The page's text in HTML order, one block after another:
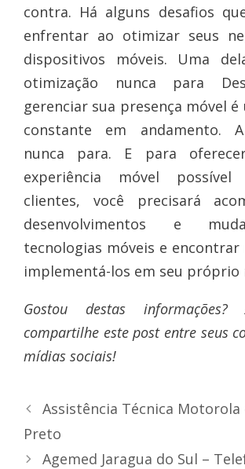
contra. Há alguns desafios
enfrentar ao otimizar seus
dispositivos móveis. Uma
otimização nunca para
gerenciar sua presença móvel
constante em andamento.
nunca para. E para
experiência móvel
clientes, você precisará
desenvolvimentos e
tecnologias móveis e encontrar
implementá-los em seu próprio
Gostou destas informações?
compartilhe este post entre seus
mídias sociais!
Assistência Técnica Motorola
Preto
Agemed Jaragua do Sul –